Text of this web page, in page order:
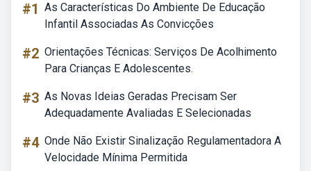
#1 As Características Do Ambiente De Educação
Infantil Associadas As Convicções
#2 Orientações Técnicas: Serviços De Acolhimento
Para Crianças E Adolescentes.
#3 As Novas Ideias Geradas Precisam Ser
Adequadamente Avaliadas E Selecionadas
#4 Onde Não Existir Sinalização Regulamentadora A
Velocidade Mínima Permitida